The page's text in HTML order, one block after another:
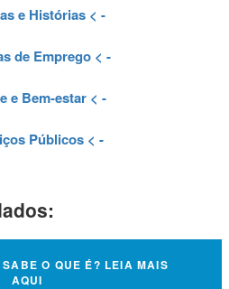
e Histórias < -
de Emprego< -
e Bem-estar < -
Públicos < -
O QUE É? LEIA MAIS
AQUI